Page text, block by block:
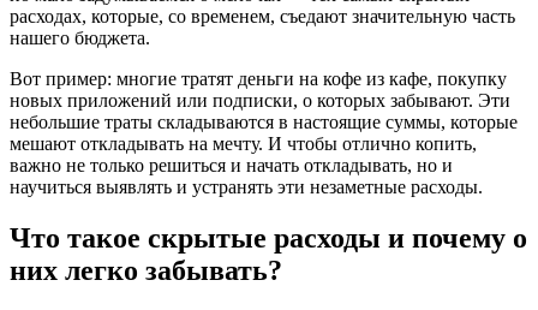
расходах, которые, со временем, съедают значительную часть
нашего бюджета.
Вот пример: многие тратят деньги на кофе из кафе, покупку
новых приложений или подписки, о которых забывают. Эти
небольшие траты складываются в настоящие суммы, которые
мешают откладывать на мечту. И чтобы отлично копить,
важно не только решиться и начать откладывать, но и
научиться выявлять и устранять эти незаметные расходы.
Что такое скрытые расходы и почему о
них легко забывать?